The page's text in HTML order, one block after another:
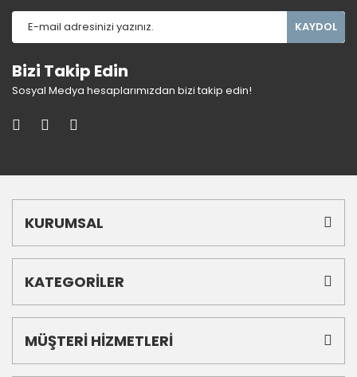
KAYDOL
Bizi Takip Edin
Sosyal Medya hesaplarımızdan bizi takip edin!
KURUMSAL
KATEGORİLER
MÜŞTERİ HİZMETLERİ